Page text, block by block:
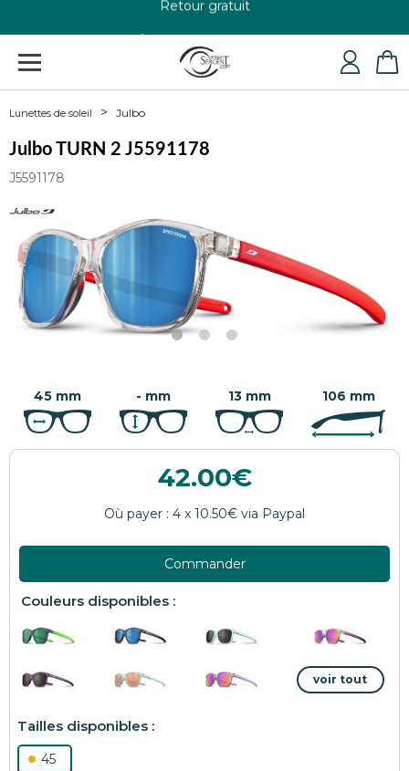
Lunettes de soleil Julbo
Julbo TURN 2 J5591178
J5591178
45 mm - mm 13 mm 106 mm
42.00
Commander
45